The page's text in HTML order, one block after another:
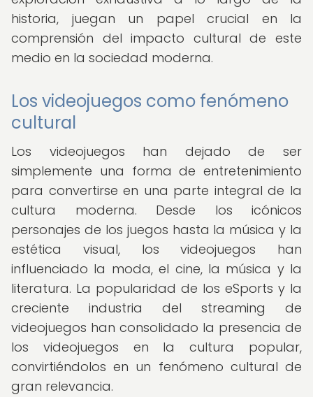
historia, juegan un papel crucial en la
comprensión del impacto cultural de este
medio en la sociedad moderna.
Los videojuegos como fenómeno
cultural
Los videojuegos han dejado de ser
simplemente una forma de entretenimiento
para convertirse en una parte integral de la
cultura moderna. Desde los icónicos
personajes de los juegos hasta la música y la
estética visual, los videojuegos han
influenciado la moda, el cine, la música y la
literatura. La popularidad de los eSports y la
creciente industria del streaming de
videojuegos han consolidado la presencia de
los videojuegos en la cultura popular,
convirtiéndolos en un fenómeno cultural de
gran relevancia.